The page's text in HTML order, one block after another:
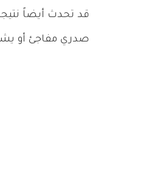
قد تحدث أيضاً
صدري مفاجئ أو